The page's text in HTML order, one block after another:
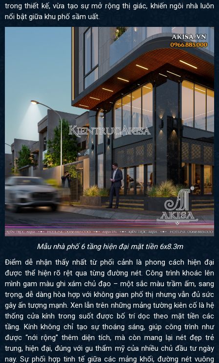
trong thiết kế, vừa tạo sự mở rộng thị giác, khiến ngôi nhà luôn
nổi bật giữa khu phố sầm uất.
Mẫu nhà phố 6 tầng hiện đại mặt tiền 6x8.3m
Điểm dễ nhận thấy nhất từ phối cảnh là phong cách hiện đại
được thể hiện rõ rệt qua từng đường nét. Công trình khoác lên
mình gam màu ghi xám chủ đạo – một sắc màu trầm ấm, sang
trọng, dễ dàng hòa hợp với không gian phố thị nhưng vẫn đủ sức
gây ấn tượng mạnh. Xen lẫn trên những mảng tường kiên cố là hệ
thống cửa kính trong suốt được bố trí dọc theo mặt tiền các
tầng. Kính không chỉ tạo sự thoáng sáng, giúp công trình như
được “nới rộng” thêm diện tích, mà còn mang lại nét đẹp trẻ
trung, hiện đại, đúng với gu thẩm mỹ của nhiều chủ đầu tư ngày
nay. Sự phối hợp tinh tế giữa các mảng khối, đường nét vuông